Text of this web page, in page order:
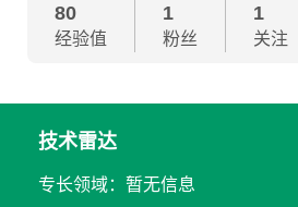
80
经验值
1
粉丝
1
关注
技术雷达
专长领域：暂无信息